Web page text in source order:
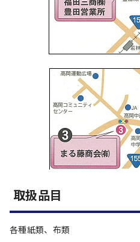
取扱品目
各種紙類、布類